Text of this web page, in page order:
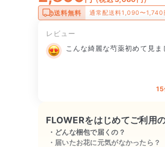
送料無料 通常配送料1,090〜1,740
レビュー
こんな綺麗な芍薬初めて見ま
FLOWERをはじめてご利用
どんな梱包で届くの？
届いたお花に元気がなかったら？